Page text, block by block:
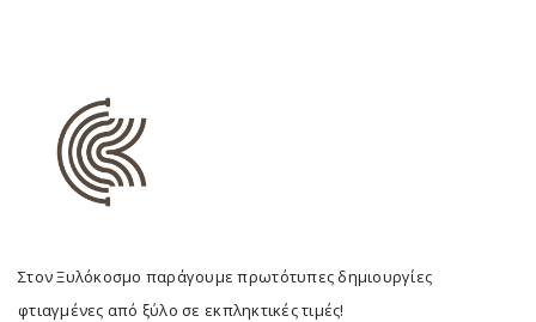
Στον Ξυλόκοσμο παράγουμε πρωτότυπες δημιουργίες
φτιαγμένες από ξύλο σε εκπληκτικές τιμές!